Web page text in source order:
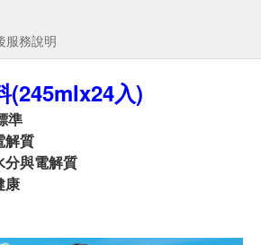
服務說明
(245mlx24入)
準
解質
分與電解質
康